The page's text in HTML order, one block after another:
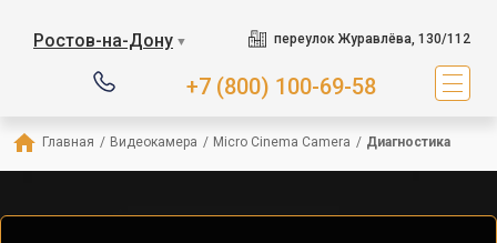
Ростов-на-Дону ▼ переулок Журавлёва, 130/112
+7 (800) 100-69-58
Главная / Видеокамера / Micro Cinema Camera / Диагностика